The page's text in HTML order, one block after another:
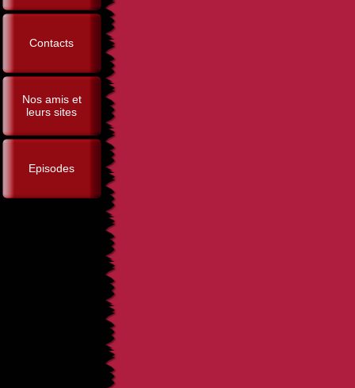
Contacts
Nos amis et
leurs sites
Episodes